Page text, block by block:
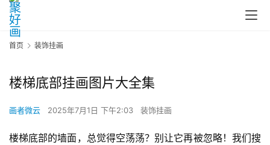
首页 装饰挂画
楼梯底部挂画图片大全集
画者微云 2025年7月1日 下午2:03 装饰挂画
楼梯底部的墙面，总觉得空荡荡？别让它再被忽略！我们搜